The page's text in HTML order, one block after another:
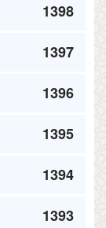
1398
1397
1396
1395
1394
1393